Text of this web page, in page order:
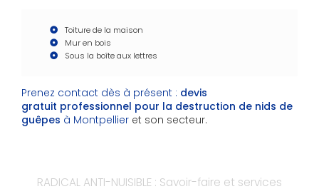
Toiture de la maison
Mur en bois
Sous la boîte aux lettres
Prenez contact dès à présent : devis
gratuit professionnel pour la destruction de nids de
guêpes à Montpellier et son secteur.
RADICAL ANTI-NUISIBLE : Savoir-faire et services